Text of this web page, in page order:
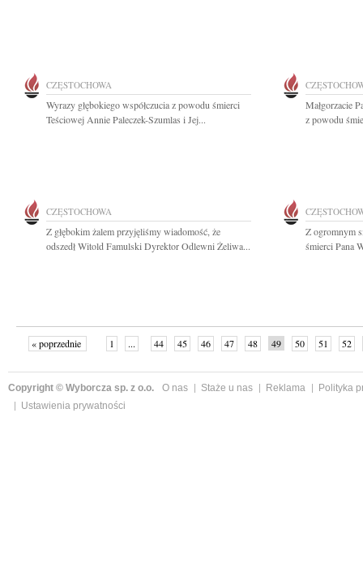
CZĘSTOCHOWA
Wyrazy głębokiego współczucia z powodu śmierci
Teściowej Annie Paleczek-Szumlas i Jej...
Małgorzacie
z powodu
CZĘSTOCHOWA
Z głębokim żalem przyjęliśmy wiadomość, że
odszedł Witold Famulski Dyrektor Odlewni Żeliwa...
Z ogromnym
śmierci Pana
« poprzednie 1 ... 44 45 46 47 48 49 50 51
52
Copyright © Wyborcza sp. z o.o. O nas Staże u nas Reklama
Polityka
Ustawienia prywatności